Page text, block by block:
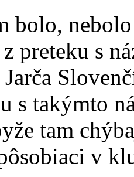
bolo,
preteku s
s takýmto
tam
v